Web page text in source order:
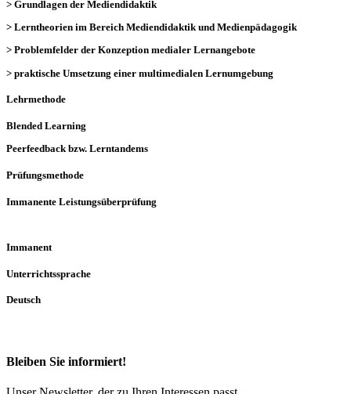
> Grundlagen der Mediendidaktik
> Lerntheorien im Bereich Mediendidaktik und Medienpädagogik
> Problemfelder der Konzeption medialer Lernangebote
> praktische Umsetzung einer multimedialen Lernumgebung
Lehrmethode
Blended Learning
Peerfeedback bzw. Lerntandems
Prüfungsmethode
Immanente Leistungsüberprüfung
Immanent
Unterrichtssprache
Deutsch
Bleiben Sie informiert!